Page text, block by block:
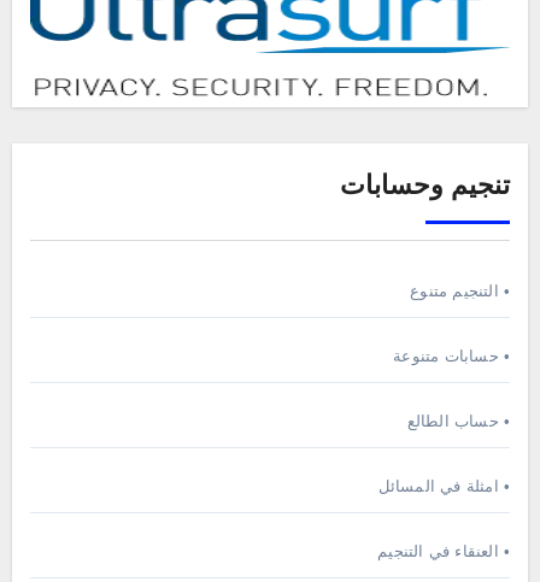
تنجيم وحسابات
• التنجيم متنوع
• حسابات متنوعة
• حساب الطالع
• امثلة في المسائل
• العنقاء في التنجيم